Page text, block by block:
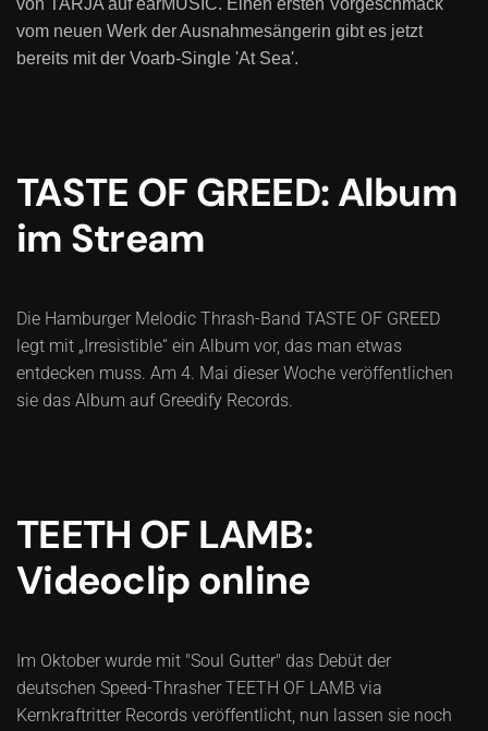
von TARJA auf earMUSIC. Einen ersten Vorgeschmack
vom neuen Werk der Ausnahmesängerin gibt es jetzt
bereits mit der Voarb-Single 'At Sea'.
TASTE OF GREED: Album
im Stream
Die Hamburger Melodic Thrash-Band TASTE OF GREED
legt mit „Irresistible“ ein Album vor, das man etwas
entdecken muss. Am 4. Mai dieser Woche veröffentlichen
sie das Album auf Greedify Records.
TEETH OF LAMB:
Videoclip online
Im Oktober wurde mit "Soul Gutter" das Debüt der
deutschen Speed-Thrasher TEETH OF LAMB via
Kernkraftritter Records veröffentlicht, nun lassen sie noch